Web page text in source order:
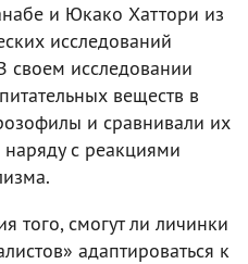
и Юкако Хаттори из
исследований
своем исследовании
веществ в
и сравнивали их
с реакциями
того, смогут ли личинки
адаптироваться к